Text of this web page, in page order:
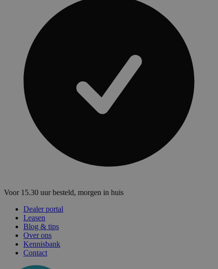
Voor 15.30 uur besteld, morgen in huis
Dealer portal
Leasen
Blog & tips
Over ons
Kennisbank
Contact